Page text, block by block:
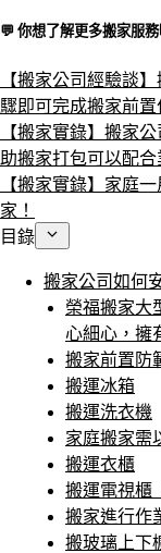
💬 你想了解更多搬家服務
【搬家公司經驗談
驟即可完成搬家前置
【搬家實錄】搬家
助搬家打包可以配
【搬家實錄】家庭
家！
目錄
搬家公司如何
榮福搬家大
心細心，擁
搬家前置防
搬運冰箱
搬運洗衣機
家庭搬家需
搬運衣櫃
搬運電視櫃
搬家進行作
搬玻璃上下